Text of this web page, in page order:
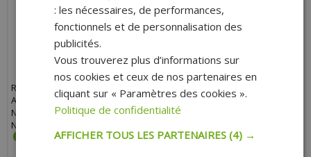
RÉHAUSSE AMORTISSEUR
ADAPTABLE BLEU POUR MBK
NITRO, OVETTO, YAMAHA AEROX,
NEOS
RÉHAUSSE AMORTISSEUR
ADAPTABLE IMITATION CARBONE
4 POSITIONS POUR MBK 50
: les nécessaires, de performances,
fonctionnels et de personnalisation des
publicités.
Vous trouverez plus d’informations sur
nos cookies et ceux de nos partenaires en
cliquant sur « Paramètres des cookies ».
Politique de confidentialité
AFFICHER TOUS LES PARTENAIRES (4) →